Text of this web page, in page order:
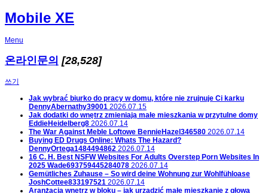
Mobile XE
Menu
온라인문의 [28,528]
쓰기
Jak wybrać biurko do pracy w domu, które nie zrujnuje Ci karku
DennyAbernathy39001 2026.07.15
Jak dodatki do wnętrz zmieniają małe mieszkania w przytulne domy
EddieHeidelberg8 2026.07.14
The War Against Meble Loftowe BennieHazel346580 2026.07.14
Buying ED Drugs Online: Whats The Hazard?
DennyOrtega1484494862 2026.07.14
16 C. H. Best NSFW Websites For Adults Overstep Porn Websites In
2025 Wade693759445284078 2026.07.14
Gemütliches Zuhause – So wird deine Wohnung zur Wohlfühloase
JoshCottee833197521 2026.07.14
Aranżacja wnętrz w bloku – jak urządzić małe mieszkanie z głową